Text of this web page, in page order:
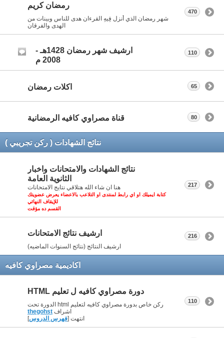
رمضان كريم
شهر رمضان الذي أنزل فِيهِ القرءان هدى للناس وبينات من
الهدى والفرقان
470
ارشيف شهر رمضان 1428هـ -
2008 م
110
اكلات رمضان 65
قناة مصراوي كافيه الرمضانية 80
نتائج الشهادات ( ركن تجريبي )
نتائج الشهادات والامتحانات واخبار
الثانوية العامة
هنا ان شاء الله هتلاقي نتايج الامتحانات
كتابة ايميلك او اي رابط لمنتدى او التلاعب بالاعضاء يعرض عضويتك
للإيقاف النهائي
القسم ده مؤقت
217
ارشيف نتائج الامتحانات
ارشيف النتائج (نتائج السنوات الماضيه)
216
اكاديمية مصراوي كافيه
دورة مصراوي كافيه ل تعليم HTML
ركن خاص بدورة مصراوي كافيه لتعليم html الدورة تحت
اشراف thegohst
انتهت [فهرس الدروس]
110